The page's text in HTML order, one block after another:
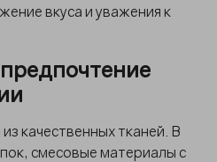
вкуса и уважения к
качественных тканей. В
, смесовые материалы с